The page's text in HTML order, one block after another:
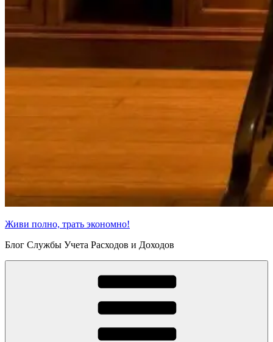
Живи полно, трать экономно!
Блог Службы Учета Расходов и Доходов